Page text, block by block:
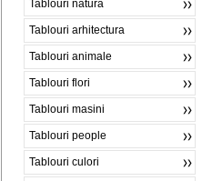
Tablouri natura
Tablouri arhitectura
Tablouri animale
Tablouri flori
Tablouri masini
Tablouri people
Tablouri culori